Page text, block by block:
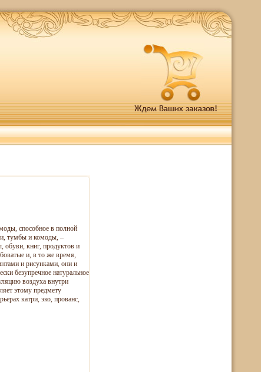
способное в полной
тумбы и комоды, –
обуви, книг, продуктов и
и, в то же время,
и рисунками, они и
безупречное натуральное
воздуха внутри
этому предмету
катри, эко, прованс,